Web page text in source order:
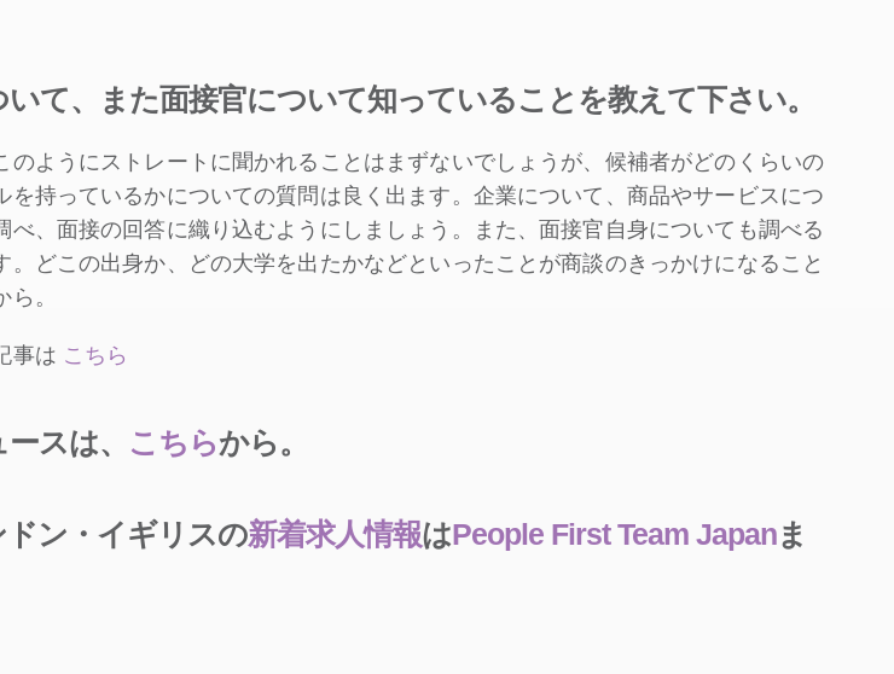
て、また面接官について知っていることを教えて下さい。
のようにストレートに聞かれることはまずないでしょうが、候補者がどのくらいの
を持っているかについての質問は良く出ます。企業について、商品やサービスにつ
べ、面接の回答に織り込むようにしましょう。また、面接官自身についても調べる
。どこの出身か、どの大学を出たかなどといったことが商談のきっかけになること
。
事は こちら
スは、 こちらから。
ン・イギリスの新着求人情報はPeople First Team Japanま